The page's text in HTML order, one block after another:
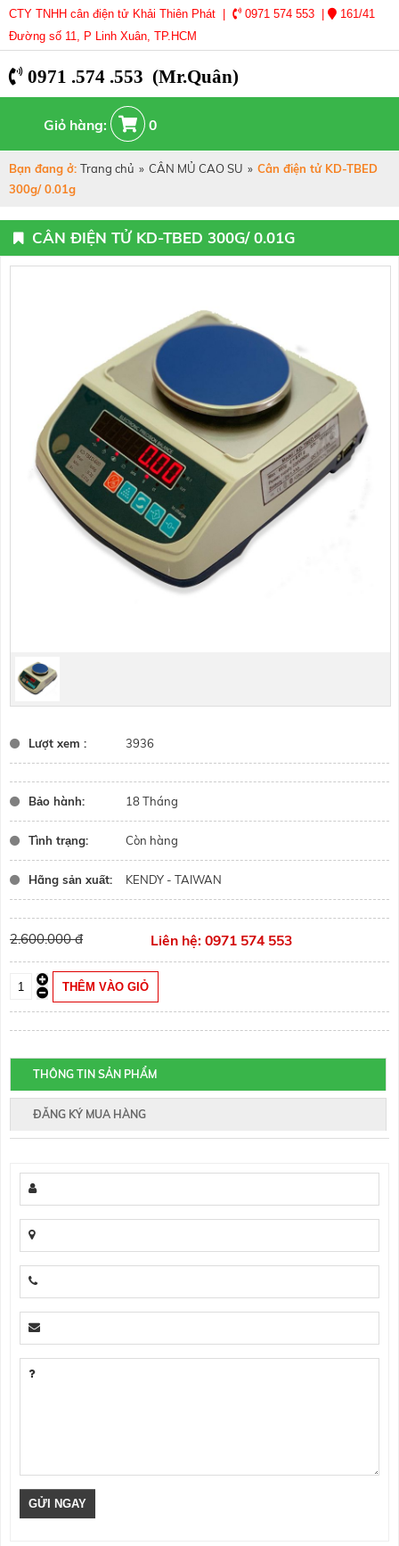
CTY TNHH cân điện tử Khải Thiên Phát | 0971 574 553 |
161/41
Đường số 11, P Linh Xuân, TP.HCM
0971 .574 .553 (Mr.Quân)
Giỏ hàng: 0
Bạn đang ở: Trang chủ » CÂN MỦ CAO SU » Cân điện tử KD-TBED
300g/ 0.01g
CÂN ĐIỆN TỬ KD-TBED 300G/ 0.01G
Lượt xem : 3936
Bảo hành: 18 Tháng
Tình trạng: Còn hàng
Hãng sản xuất: KENDY - TAIWAN
2.600.000 đ Liên hệ: 0971 574 553
THÔNG TIN SẢN PHẨM
ĐĂNG KÝ MUA HÀNG